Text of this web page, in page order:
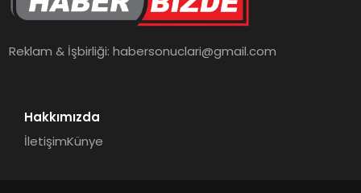
Reklam & İşbirliği:habersonuclari@gmail.com
Hakkımızda
İletişimKünye